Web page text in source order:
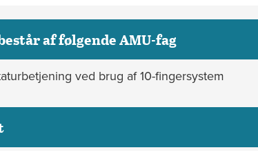
af følgende AMU-fag
ved brug af 10-fingersystem